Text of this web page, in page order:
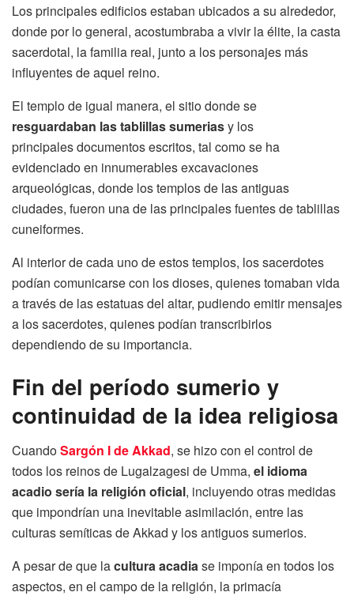
Los principales edificios estaban ubicados a su alrededor,
donde por lo general, acostumbraba a vivir la élite, la casta
sacerdotal, la familia real, junto a los personajes más
influyentes de aquel reino.
El templo de igual manera, el sitio donde se
resguardaban las tablillas sumeriasy los
principales documentos escritos, tal como se ha
evidenciado en innumerables excavaciones
arqueológicas, donde los templos de las antiguas
ciudades, fueron una de las principales fuentes de tablillas
cuneiformes.
Al interior de cada uno de estos templos, los sacerdotes
podían comunicarse con los dioses, quienes tomaban vida
a través de las estatuas del altar, pudiendo emitir mensajes
a los sacerdotes, quienes podían transcribirlos
dependiendo de su importancia.
Fin del período sumerio y
continuidad de la idea religiosa
CuandoSargón I de Akkad, se hizo con el control de
todos los reinos de Lugalzagesi de Umma, el idioma
acadio sería la religión oficial, incluyendo otras medidas
que impondrían una inevitable asimilación, entre las
culturas semíticas de Akkad y los antiguos sumerios.
A pesar de que lacultura acadiase imponía en todos los
aspectos, en el campo de la religión, la primacía